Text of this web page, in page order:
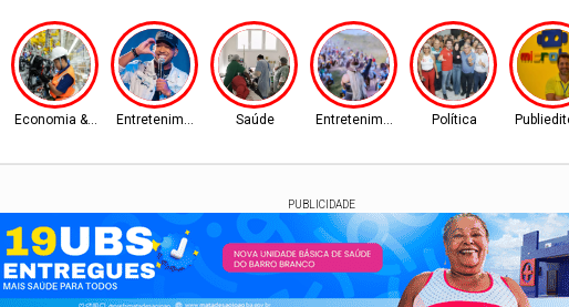
Economia & MercadoEntretenimento Saúde Entretenimento Política
PUBLICIDADE